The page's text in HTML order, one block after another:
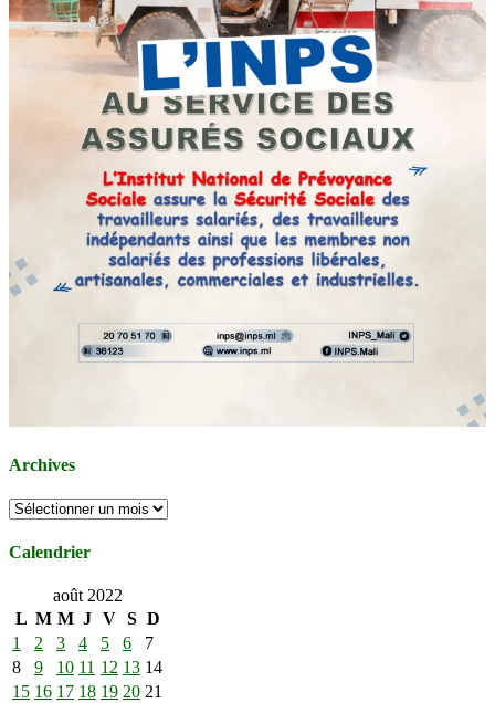
Archives
Archives
Calendrier
août 2022
L M M J V S D
1
2 3 4 5 6
7
8
9 10 11 12 13 14
15 16 17 18 19 20 21